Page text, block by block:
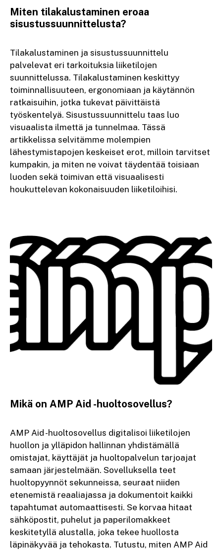
Miten tilakalustaminen eroaa
sisustussuunnittelusta?
Tilakalustaminen ja sisustussuunnittelu
palvelevat eri tarkoituksia liiketilojen
suunnittelussa. Tilakalustaminen keskittyy
toiminnallisuuteen, ergonomiaan ja käytännön
ratkaisuihin, jotka tukevat päivittäistä
työskentelyä. Sisustussuunnittelu taas luo
visuaalista ilmettä ja tunnelmaa. Tässä
artikkelissa selvitämme molempien
lähestymistapojen keskeiset erot, milloin tarvitset
kumpakin, ja miten ne voivat täydentää toisiaan
luoden sekä toimivan että visuaalisesti
houkuttelevan kokonaisuuden liiketiloihisi.
Mikä on AMP Aid -huoltosovellus?
AMP Aid -huoltosovellus digitalisoi liiketilojen
huollon ja ylläpidon hallinnan yhdistämällä
omistajat, käyttäjät ja huoltopalvelun tarjoajat
samaan järjestelmään. Sovelluksella teet
huoltopyynnöt sekunneissa, seuraat niiden
etenemistä reaaliajassa ja dokumentoit kaikki
tapahtumat automaattisesti. Se korvaa hitaat
sähköpostit, puhelut ja paperilomakkeet
keskitetyllä alustalla, joka tekee huollosta
läpinäkyvää ja tehokasta. Tutustu, miten AMP Aid